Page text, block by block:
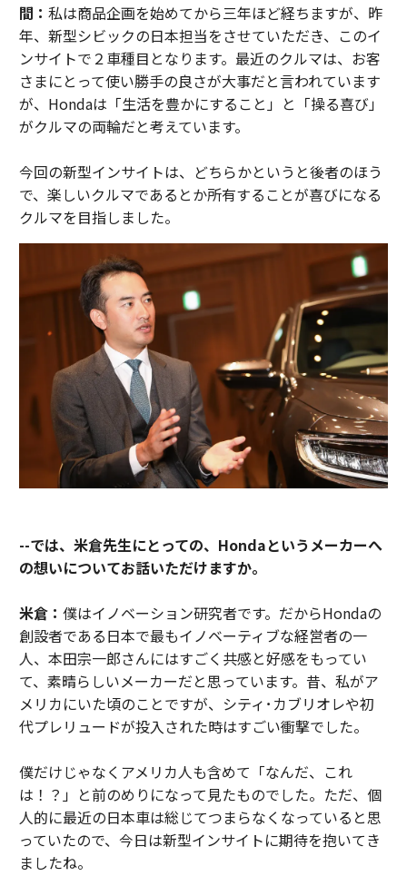
間： 私は商品企画を始めてから三年ほど経ちますが、昨
年、新型シビックの日本担当をさせていただき、このイ
ンサイトで２車種目となります。最近のクルマは、お客
さまにとって使い勝手の良さが大事だと言われています
が、Hondaは「生活を豊かにすること」と「操る喜び」
がクルマの両輪だと考えています。
今回の新型インサイトは、どちらかというと後者のほう
で、楽しいクルマであるとか所有することが喜びになる
クルマを目指しました。
--では、米倉先生にとっての、Hondaというメーカーへ
の想いについてお話いただけますか。
米倉： 僕はイノベーション研究者です。だからHondaの
創設者である日本で最もイノベーティブな経営者の一
人、本田宗一郎さんにはすごく共感と好感をもってい
て、素晴らしいメーカーだと思っています。昔、私がア
メリカにいた頃のことですが、シティ･カブリオレや初
代プレリュードが投入された時はすごい衝撃でした。
僕だけじゃなくアメリカ人も含めて「なんだ、これ
は！？」と前のめりになって見たものでした。ただ、個
人的に最近の日本車は総じてつまらなくなっていると思
っていたので、今日は新型インサイトに期待を抱いてき
ましたね。